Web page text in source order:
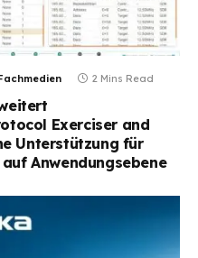
2 Mins Read
Exerciser and
Unterstützung für
auf Anwendungsebene